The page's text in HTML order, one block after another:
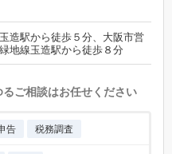
造駅から徒歩５分、大阪市営
地線玉造駅から徒歩８分
ご相談はお任せください
告 税務調査